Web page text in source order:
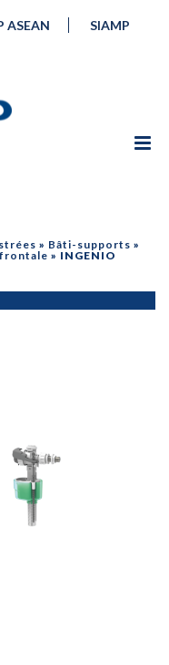
ASEAN
SIAMP
» Bâti-supports »
frontale » INGENIO